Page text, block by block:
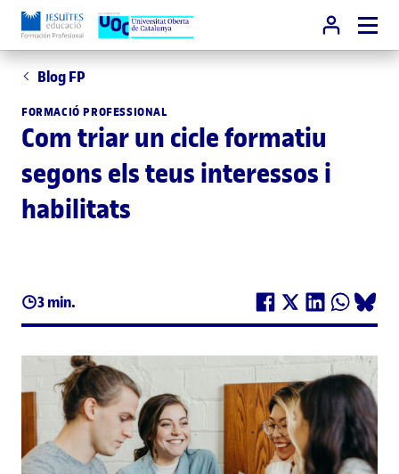
Blog FP
FORMACIÓ PROFESSIONAL
Com triar un cicle formatiu
segons els teus interessos i
habilitats
3 min.